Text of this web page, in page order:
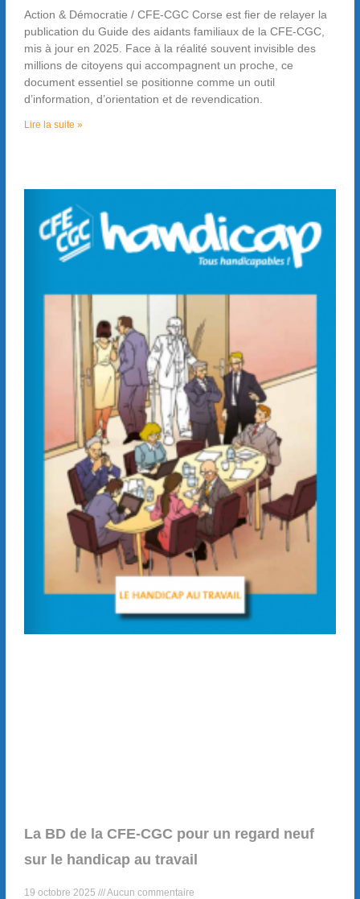
Action & Démocratie / CFE-CGC Corse est fier de relayer la
publication du Guide des aidants familiaux de la CFE-CGC,
mis à jour en 2025. Face à la réalité souvent invisible des
millions de citoyens qui accompagnent un proche, ce
document essentiel se positionne comme un outil
d’information, d’orientation et de revendication.
Lire la suite »
La BD de la CFE-CGC pour un regard neuf
sur le handicap au travail
19 octobre 2025 Aucun commentaire